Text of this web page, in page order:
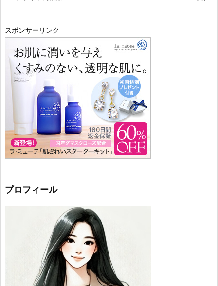
スポンサーリンク
プロフィール